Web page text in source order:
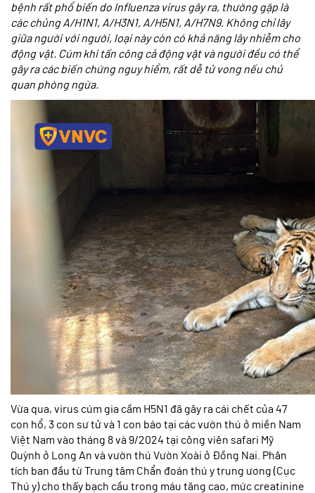
bệnh rất phổ biến do Influenza virus gây ra, thường gặp là
các chủng A/H1N1, A/H3N1, A/H5N1, A/H7N9. Không chỉ lây
giữa người với người, loại này còn có khả năng lây nhiễm cho
động vật. Cúm khi tấn công cả động vật và người đều có thể
gây ra các biến chứng nguy hiểm, rất dễ tử vong nếu chủ
quan phòng ngừa.
Vừa qua, virus cúm gia cầm H5N1 đã gây ra cái chết của 47
con hổ, 3 con sư tử và 1 con báo tại các vườn thú ở miền Nam
Việt Nam vào tháng 8 và 9/2024 tại công viên safari Mỹ
Quỳnh ở Long An và vườn thú Vườn Xoài ở Đồng Nai. Phân
tích ban đầu từ Trung tâm Chẩn đoán thú y trung ương (Cục
Thú y) cho thấy bạch cầu trong máu tăng cao, mức creatinine